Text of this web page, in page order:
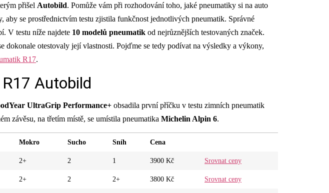
přišel Autobild. Pomůže vám při rozhodování toho, jaké pneumatiky si na auto
aby se prostřednictvím testu zjistila funkčnost jednotlivých pneumatik. Správné
V testu níže najdete 10 modelů pneumatik od nejrůznějších testovaných značek.
dokonale otestovaly její vlastnosti. Pojďme se tedy podívat na výsledky a výkony,
R17.
Autobild
UltraGrip Performance+ obsadila první příčku v testu zimních pneumatik
závěsu, na třetím místě, se umístila pneumatika Michelin Alpin 6.
Mokro Sucho Sníh Cena
2+ 2 1 3900 Kč Srovnat ceny
2+ 2 2+ 3800 Kč Srovnat ceny